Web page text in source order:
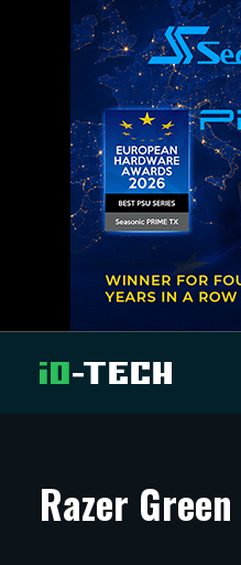
ARTIKKELIT
Razer Green